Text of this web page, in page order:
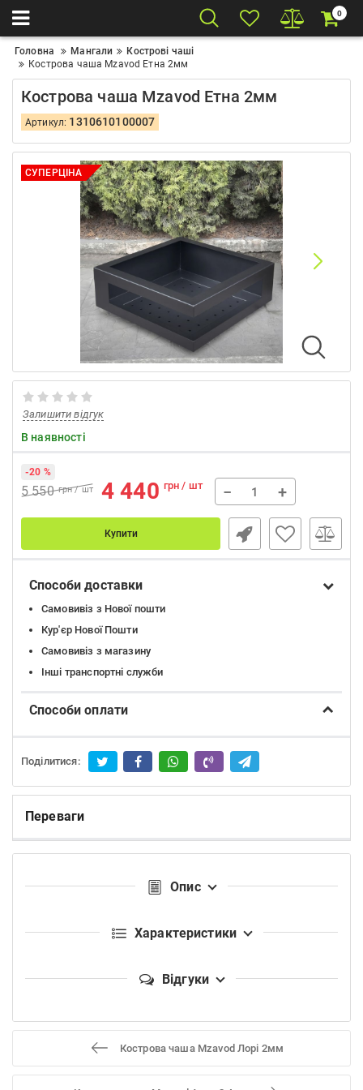
0
Головна Мангали
Кострові чаші
Кострова чаша Mzavod Етна 2мм
Кострова чаша Mzavod Етна 2мм
Артикул: 1310610100007
СУПЕРЦІНА
Залишити відгук
В наявності
5 550 грн / шт 4 440 грн / шт
-20 %
− +
Купити
Способи доставки
Самовивіз з Нової пошти
Кур'єр Нової Пошти
Самовивіз з магазину
Інші транспортні служби
Способи оплати
Поділитися:
Переваги
Опис
Характеристики
Відгуки
Кострова чаша Mzavod Лорі 2мм